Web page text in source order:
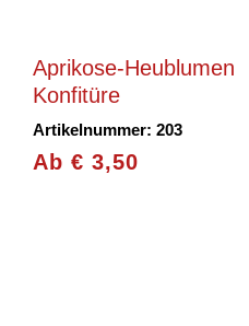
Aprikose-Heublumen
Konfitüre
Artikelnummer: 203
Ab € 3,50